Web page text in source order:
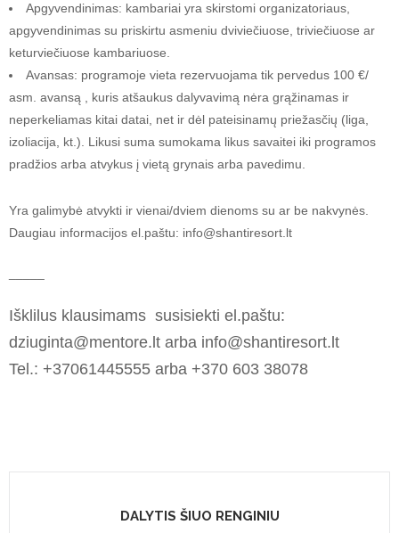
Apgyvendinimas: kambariai yra skirstomi organizatoriaus,
apgyvendinimas su priskirtu asmeniu dviviečiuose, triviečiuose ar
keturviečiuose kambariuose.
Avansas: programoje vieta rezervuojama tik pervedus 100 €/
asm. avansą , kuris atšaukus dalyvavimą nėra grąžinamas ir
neperkeliamas kitai datai, net ir dėl pateisinamų priežasčių (liga,
izoliacija, kt.). Likusi suma sumokama likus savaitei iki programos
pradžios arba atvykus į vietą grynais arba pavedimu.
Yra galimybė atvykti ir vienai/dviem dienoms su ar be nakvynės.
Daugiau informacijos el.paštu: info@shantiresort.lt
Išklilus klausimams susisiekti el.paštu:
dziuginta@mentore.lt arba info@shantiresort.lt
Tel.: +37061445555 arba +370 603 38078
DALYTIS ŠIUO RENGINIU